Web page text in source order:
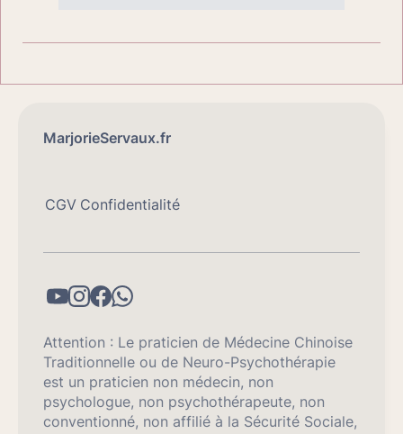
MarjorieServaux.fr
CGV Confidentialité
Attention : Le praticien de Médecine Chinoise
Traditionnelle ou de Neuro-Psychothérapie
est un praticien non médecin, non
psychologue, non psychothérapeute, non
conventionné, non affilié à la Sécurité Sociale,